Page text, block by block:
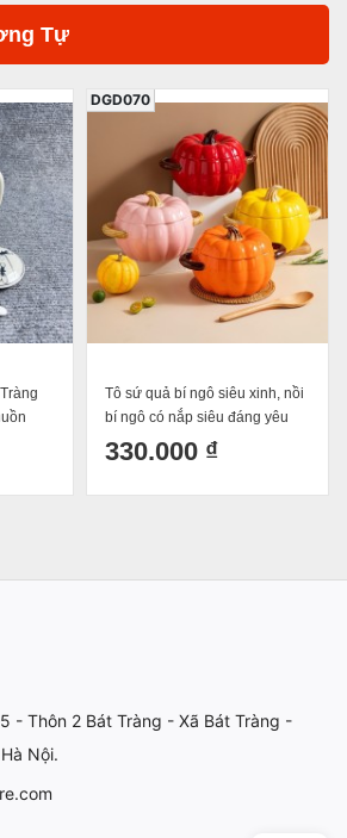
Tự
Tô sứ quả bí ngô siêu xinh, nồi
bí ngô có nắp siêu đáng yêu
330.000 ₫
DGD070
- Thôn 2 Bát Tràng - Xã Bát Tràng -
Nội.